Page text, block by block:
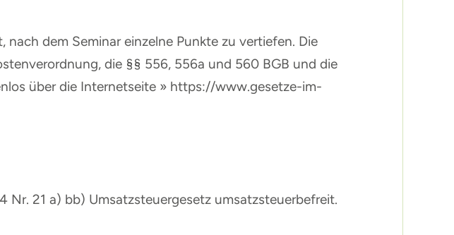
dem Seminar einzelne Punkte zu vertiefen. Die
die §§ 556, 556a und 560 BGB und die
über die Internetseite » https://www.gesetze-im-
21 a) bb) Umsatzsteuergesetz umsatzsteuerbefreit.